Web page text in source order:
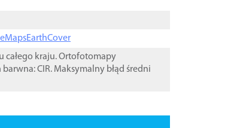
całego kraju. Ortofotomapy
CIR. Maksymalny błąd średni